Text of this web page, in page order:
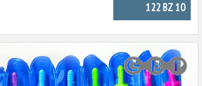
122 BZ 10